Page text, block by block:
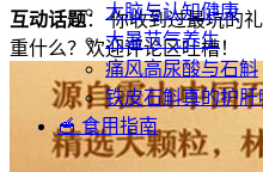
大脑与认知健康
大暑节气养生
痛风高尿酸与石斛
铁皮石斛真的护肝
🥣 食用指南
互动话题： 你收到过最坑的
重什么？欢迎评论区吐槽！